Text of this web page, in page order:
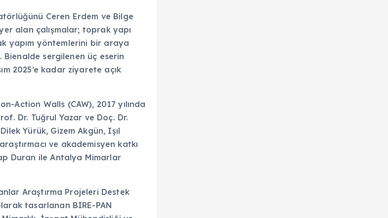
Ceren Erdem ve Bilge
alan çalışmalar; toprak yapı
yapım yöntemlerini bir araya
Bienalde sergilenen üç eserin
2025’e kadar ziyarete açık
Action Walls (CAW), 2017 yılında
Dr. Tuğrul Yazar ve Doç. Dr.
Yürük, Gizem Akgün, Işıl
ve akademisyen katkı
Duran ile Antalya Mimarlar
Araştırma Projeleri Destek
tasarlanan BIRE-PAN